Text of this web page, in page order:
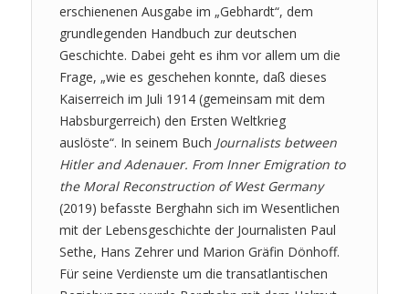
erschienenen Ausgabe im „Gebhardt“, dem
grundlegenden Handbuch zur deutschen
Geschichte. Dabei geht es ihm vor allem um die
Frage, „wie es geschehen konnte, daß dieses
Kaiserreich im Juli 1914 (gemeinsam mit dem
Habsburgerreich) den Ersten Weltkrieg
auslöste“. In seinem Buch Journalists between
Hitler and Adenauer. From Inner Emigration to
the Moral Reconstruction of West Germany
(2019) befasste Berghahn sich im Wesentlichen
mit der Lebensgeschichte der Journalisten Paul
Sethe, Hans Zehrer und Marion Gräfin Dönhoff.
Für seine Verdienste um die transatlantischen